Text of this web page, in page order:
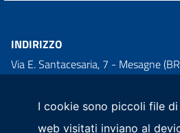
INDIRIZZO
Via E. Santacesaria, 7 - Mesagne
PARTITA IVA
02673320749
CODICE UNIVOCO
I cookie sono piccoli file
web visitati inviano al